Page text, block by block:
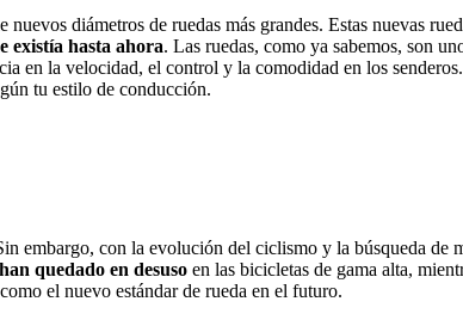
diámetros de ruedas más grandes. Estas nuevas
existía hasta ahora. Las ruedas, como ya sabemos, son
en la velocidad, el control y la comodidad en los
tu estilo de conducción.
embargo, con la evolución del ciclismo y la búsqueda de
quedado en desuso en las bicicletas de gama alta,
el nuevo estándar de rueda en el futuro.